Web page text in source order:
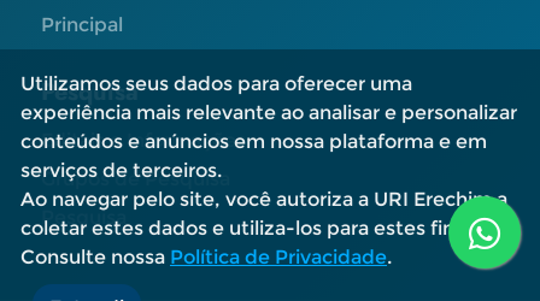
Principal
Pesquisa
Editais e Informações
Grupos de Pesquisa
Pesquisa
Utilizamos seus dados para oferecer uma
experiência mais relevante ao analisar e personalizar
conteúdos e anúncios em nossa plataforma e em
serviços de terceiros.
Ao navegar pelo site, você autoriza a URI Erechim a
coletar estes dados e utiliza-los para estes fins.
Consulte nossa Política de Privacidade.